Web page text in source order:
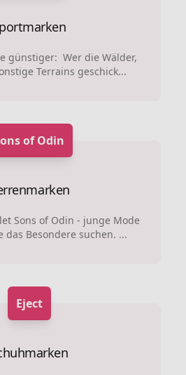
günstiger: Wer die Wälder,
Terrains geschick...
of Odin
Sons of Odin - junge Mode
das Besondere suchen. ...
Eject